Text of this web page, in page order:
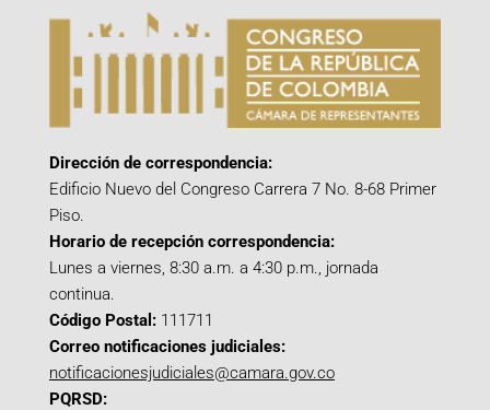
Dirección de correspondencia:
Edificio Nuevo del Congreso Carrera 7 No. 8-68 Primer
Piso.
Horario de recepción correspondencia:
Lunes a viernes, 8:30 a.m. a 4:30 p.m., jornada
continua.
Código Postal: 111711
Correo notificaciones judiciales:
notificacionesjudiciales@camara.gov.co
PQRSD: